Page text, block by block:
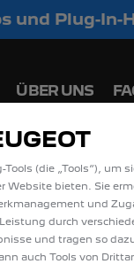
und Plug-In-
attraktiven
ÜBER UNS
(die „Tools“), um
Website bieten. Sie
und
durch
und tragen so
auch Tools von